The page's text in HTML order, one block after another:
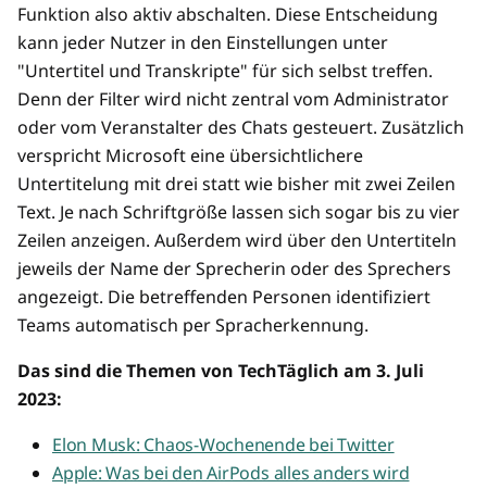
Funktion also aktiv abschalten. Diese Entscheidung
kann jeder Nutzer in den Einstellungen unter
"Untertitel und Transkripte" für sich selbst treffen.
Denn der Filter wird nicht zentral vom Administrator
oder vom Veranstalter des Chats gesteuert. Zusätzlich
verspricht Microsoft eine übersichtlichere
Untertitelung mit drei statt wie bisher mit zwei Zeilen
Text. Je nach Schriftgröße lassen sich sogar bis zu vier
Zeilen anzeigen. Außerdem wird über den Untertiteln
jeweils der Name der Sprecherin oder des Sprechers
angezeigt. Die betreffenden Personen identifiziert
Teams automatisch per Spracherkennung.
Das sind die Themen von TechTäglich am 3. Juli
2023:
Elon Musk: Chaos-Wochenende bei Twitter
Apple: Was bei den AirPods alles anders wird